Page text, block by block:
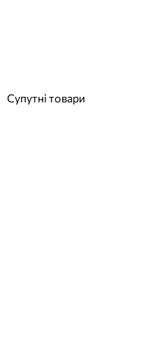
Супутні товари